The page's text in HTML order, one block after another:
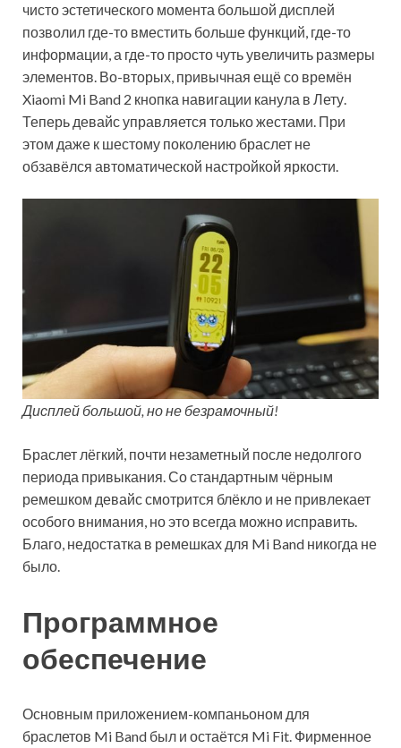
чисто эстетического момента большой дисплей
позволил где-то вместить больше функций, где-то
информации, а где-то просто чуть увеличить размеры
элементов. Во-вторых, привычная ещё со времён
Xiaomi Mi Band 2 кнопка навигации канула в Лету.
Теперь девайс управляется только жестами. При
этом даже к шестому поколению браслет не
обзавёлся автоматической настройкой яркости.
Дисплей большой, но не безрамочный!
Браслет лёгкий, почти незаметный после недолгого
периода привыкания. Со стандартным чёрным
ремешком девайс смотрится блёкло и не привлекает
особого внимания, но это всегда можно исправить.
Благо, недостатка в ремешках для Mi Band никогда не
было.
Программное
обеспечение
Основным приложением-компаньоном для
браслетов Mi Band был и остаётся Mi Fit. Фирменное